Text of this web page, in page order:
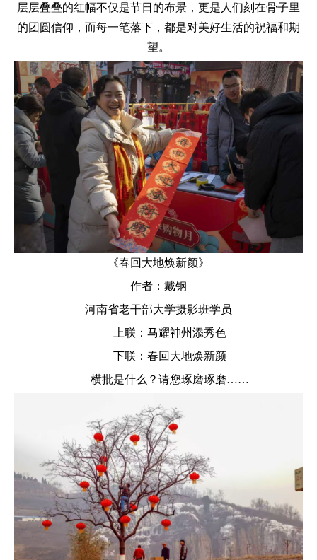
层层叠叠的红幅不仅是节日的布景，更是人们刻在骨子里
的团圆信仰，而每一笔落下，都是对美好生活的祝福和期
望。
《春回大地焕新颜》
作者：戴钢
河南省老干部大学摄影班学员
上联：马耀神州添秀色
下联：春回大地焕新颜
横批是什么？请您琢磨琢磨……